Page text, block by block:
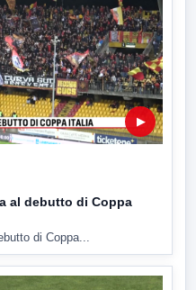
▶
al debutto di Coppa
di Coppa...